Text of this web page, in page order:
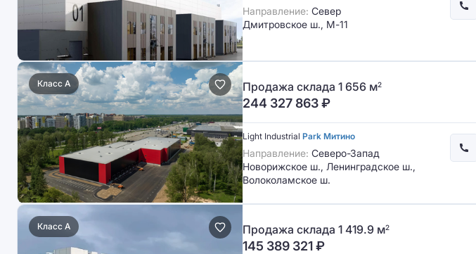
Направление: Север
Дмитровское ш., М-11
Класс A Продажа склада 1 656 м2
244 327 863₽
Light Industrial Park Митино
Направление: Северо-Запад
Новорижское ш., Ленинградское ш.,
Волоколамское ш.
Класс A Продажа склада 1 419.9 м2
145 389 321₽